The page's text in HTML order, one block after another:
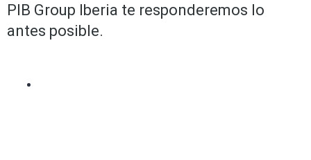
PIB Group Iberia te responderemos lo
antes posible.